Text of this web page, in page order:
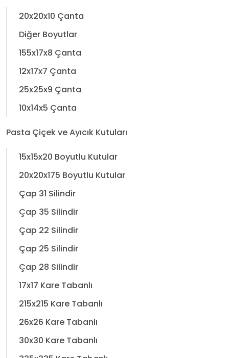
20x20x10 Çanta
Diğer Boyutlar
155x17x8 Çanta
12x17x7 Çanta
25x25x9 Çanta
10x14x5 Çanta
Pasta Çiçek ve Ayıcık Kutuları
15x15x20 Boyutlu Kutular
20x20x175 Boyutlu Kutular
Çap 31 Silindir
Çap 35 Silindir
Çap 22 Silindir
Çap 25 Silindir
Çap 28 Silindir
17x17 Kare Tabanlı
215x215 Kare Tabanlı
26x26 Kare Tabanlı
30x30 Kare Tabanlı